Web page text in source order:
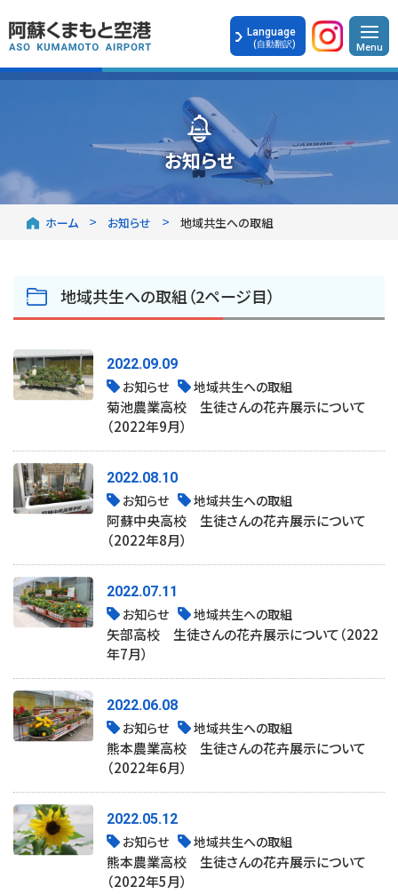
Language
(自動翻訳)
お知らせ
ホーム お知らせ 地域共生への取組
地域共生への取組（2ページ目）
2022.09.09
お知らせ 地域共生への取組
菊池農業高校 生徒さんの花卉展示について
（2022年9月）
2022.08.10
お知らせ 地域共生への取組
阿蘇中央高校 生徒さんの花卉展示について
（2022年8月）
2022.07.11
お知らせ 地域共生への取組
矢部高校 生徒さんの花卉展示について（2022
年7月）
2022.06.08
お知らせ 地域共生への取組
熊本農業高校 生徒さんの花卉展示について
（2022年6月）
2022.05.12
お知らせ 地域共生への取組
熊本農業高校 生徒さんの花卉展示について
（2022年5月）